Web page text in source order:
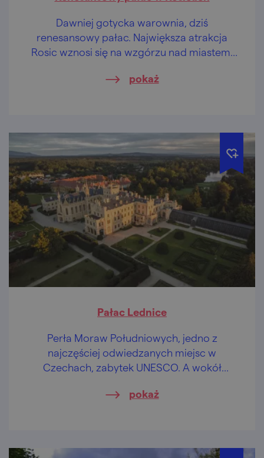
Dawniej gotycka warownia, dziś
renesansowy pałac. Największa atrakcja
Rosic wznosi się na wzgórzu nad miastem.
schron przeciwatomowy.
pokaż
Pałac Lednice
Perła Moraw Południowych, jedno z
najczęściej odwiedzanych miejsc w
Czechach, zabytek UNESCO. A wokół
pokaż